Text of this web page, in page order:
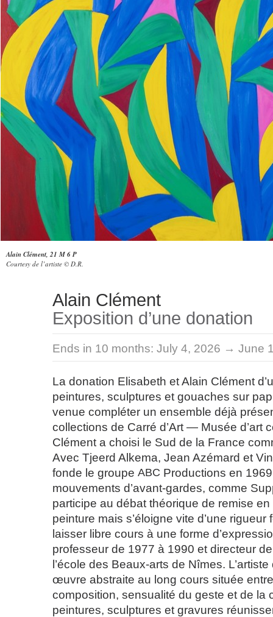
Alain Clément, 21 M 6 P
Courtesy de l’artiste © D.R.
Alain Clément
Exposition d’une donation
Ends in 10 months: July 4, 2026 → June
La donation Elisabeth et Alain Clément
peintures, sculptures et gouaches sur
venue compléter un ensemble déjà
collections de Carré d’Art — Musée d’art
Clément a choisi le Sud de la France
Avec Tjeerd Alkema, Jean Azémard et
fonde le groupe ABC Productions en
mouvements d’avant-gardes, comme
participe au débat théorique de remise
peinture mais s’éloigne vite d’une rigueur
laisser libre cours à une forme
professeur de 1977 à 1990 et directeur
l’école des Beaux-arts de Nîmes.
œuvre abstraite au long cours située
composition, sensualité du geste et de la
peintures, sculptures et gravures